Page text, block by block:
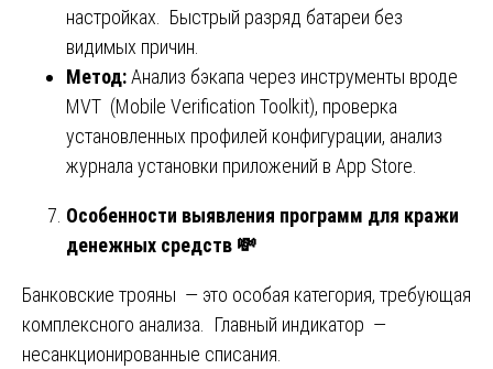
настройках. Быстрый разряд батареи без
видимых причин.
Метод:Анализ бэкапа через инструменты вроде
MVT (Mobile Verification Toolkit), проверка
установленных профилей конфигурации, анализ
журнала установки приложений в App Store.
Особенности выявления программ для кражи
денежных средств 💸
Банковские трояны — это особая категория, требующая
комплексного анализа. Главный индикатор —
несанкционированные списания.